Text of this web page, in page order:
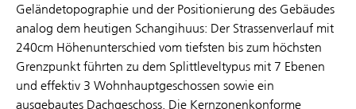
Geländetopographie und der Positionierung des Gebäudes
analog dem heutigen Schangihuus: Der Strassenverlauf mit
240cm Höhenunterschied vom tiefsten bis zum höchsten
Grenzpunkt führten zu dem Splittleveltypus mit 7 Ebenen
und effektiv 3 Wohnhauptgeschossen sowie ein
ausgebautes Dachgeschoss. Die Kernzonenkonforme